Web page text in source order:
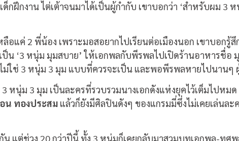
ด็กฝึกงาน ไต่เต้าจนมาได้เป็นผู้กำกับ เขาบอกว่า ‘สำหรับผม
อแค่ 2 พี่น้อง เพราะมอสอยากไปเรียนต่อเมืองนอก เขาบอกรู้
‘3 หนุ่ม มุมสบาย’ ให้เอกพลกับพีรพลไปเปิดร้านอาหารชื่อ
ม่ใช่ 3 หนุ่ม 3 มุม แบบที่ควรจะเป็น และพอพีรพลหายไปนานๆ
หนุ่ม 3 มุม เป็นละครที่รวบรวมนางเอกดังแห่งยุคไว้เต็มไปหมด
น ทองประสม แล้วก็ยังมีศิลปินดังๆ ของแกรมมี่ซึ่งไม่เคยเล่นละ
น แต่ช่วง 20 กว่าปีนี้ ทั้ง 3 หนุ่มก็เคยกลับมาสวมบทเอกพล-